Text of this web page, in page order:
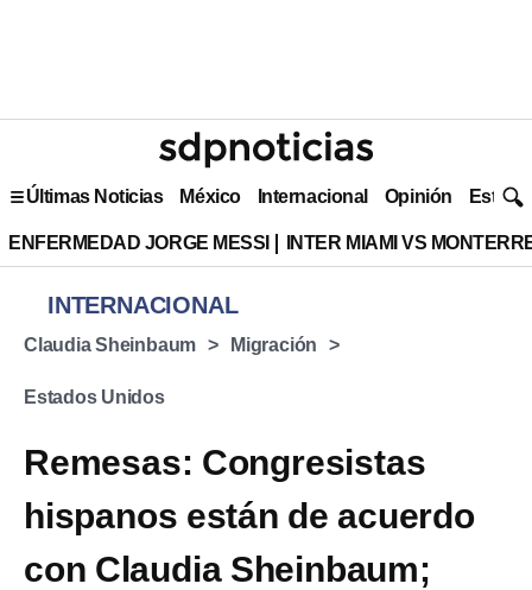
Últimas Noticias México Internacional Opinión Estilo
ENFERMEDAD JORGE MESSI INTER MIAMI VS
INTERNACIONAL
Claudia Sheinbaum Migración
Estados Unidos
Remesas: Congresistas
hispanos están de acuerdo
con Claudia Sheinbaum;